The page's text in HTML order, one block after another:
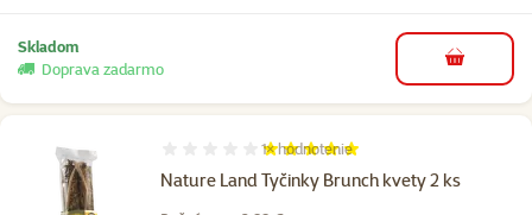
Skladom
Doprava zadarmo
do košíka
Nature Land Tyčinky Brunch kvety 2 ks
Hodnotenie 100%, počet hodnotení: 1
1×hodnotenie